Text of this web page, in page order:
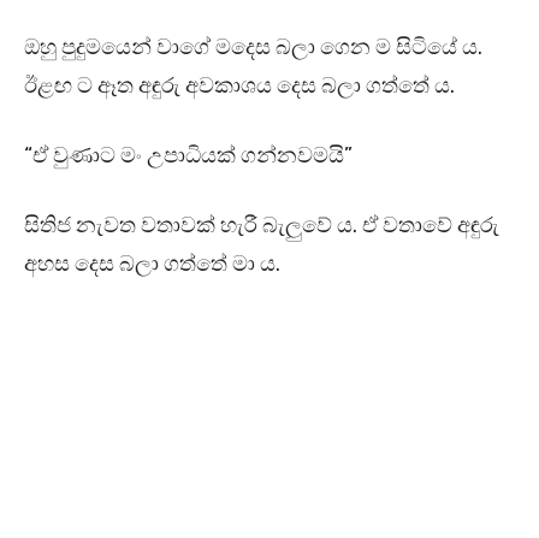
ඔහු පුදුමයෙන් වාගේ මදෙස බලා ගෙන ම සිටියේ ය.
ඊළඟ ට ඈත අඳුරු අවකාශය දෙස බලා ගත්තේ ය.
“ඒ වුණාට මං උපාධියක් ගන්නවමයි”
සිතිජ නැවත වතාවක් හැරී බැලුවේ ය. ඒ වතාවේ අඳුරු
අහස දෙස බලා ගත්තේ මා ය.